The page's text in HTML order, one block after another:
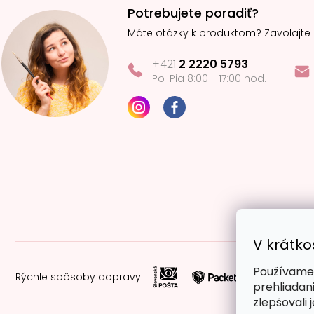
V
zlepšovali
Potrebujete poradiť?
Máte otázky k produktom? Zavolajte
+421 2 2220 5793
Po-Pia 8:00 - 17:00 hod.
Rýchle spôsoby dopravy: